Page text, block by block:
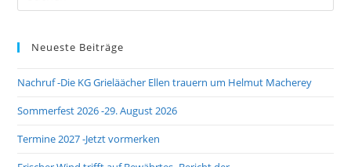
Neueste Beiträge
Nachruf -Die KG Grieläächer Ellen trauern um Helmut Macherey
Sommerfest 2026 -29. August 2026
Termine 2027 -Jetzt vormerken